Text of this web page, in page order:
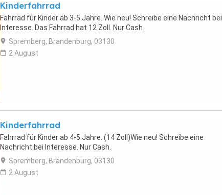
Kinderfahrrad
Fahrrad für Kinder ab 3-5 Jahre. Wie neu! Schreibe eine Nachricht bei
Interesse. Das Fahrrad hat 12 Zoll. Nur Cash
Spremberg, Brandenburg, 03130
2 August
Kinderfahrrad
Fahrrad für Kinder ab 4-5 Jahre. (14 Zoll)Wie neu! Schreibe eine
Nachricht bei Interesse. Nur Cash.
Spremberg, Brandenburg, 03130
2 August